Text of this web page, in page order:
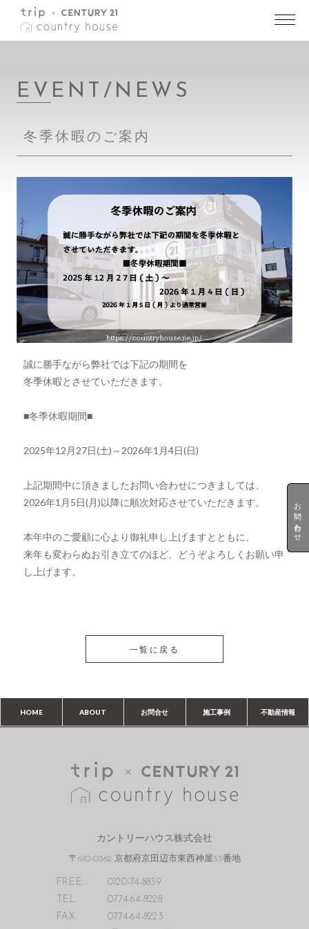
お問い合わせ
EVENT/NEWS
冬季休暇のご案内
誠に勝手ながら弊社では下記の期間を
冬季休暇とさせていただきます。
■冬季休暇期間■
2025年12月27日(土)～2026年1月4日(日)
上記期間中に頂きましたお問い合わせにつきましては、
2026年1月5日(月)以降に順次対応させていただきます。
本年中のご愛顧に心より御礼申し上げますとともに、
来年も変わらぬお引き立てのほど、どうぞよろしくお願い申
し上げます。
一覧に戻る
HOME ABOUT お問合せ 施工事例 不動産情報
カントリーハウス株式会社
〒610-0362 京都府京田辺市東西神屋33番地
FREE.
0120-74-8839
TEL.
0774-64-8228
FAX.
0774-64-8223